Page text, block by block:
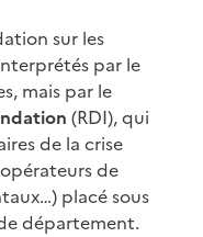
sur les
par le
mais par le
(RDI), qui
de la crise
de
placé sous
département.